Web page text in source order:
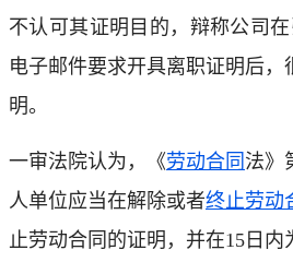
不认可其证明目的，辩称公司
电子邮件要求开具离职证明后，
明。
一审法院认为，《劳动合同 法》
人单位应当在解除或者终止劳动
止劳动合同的证明，并在15日